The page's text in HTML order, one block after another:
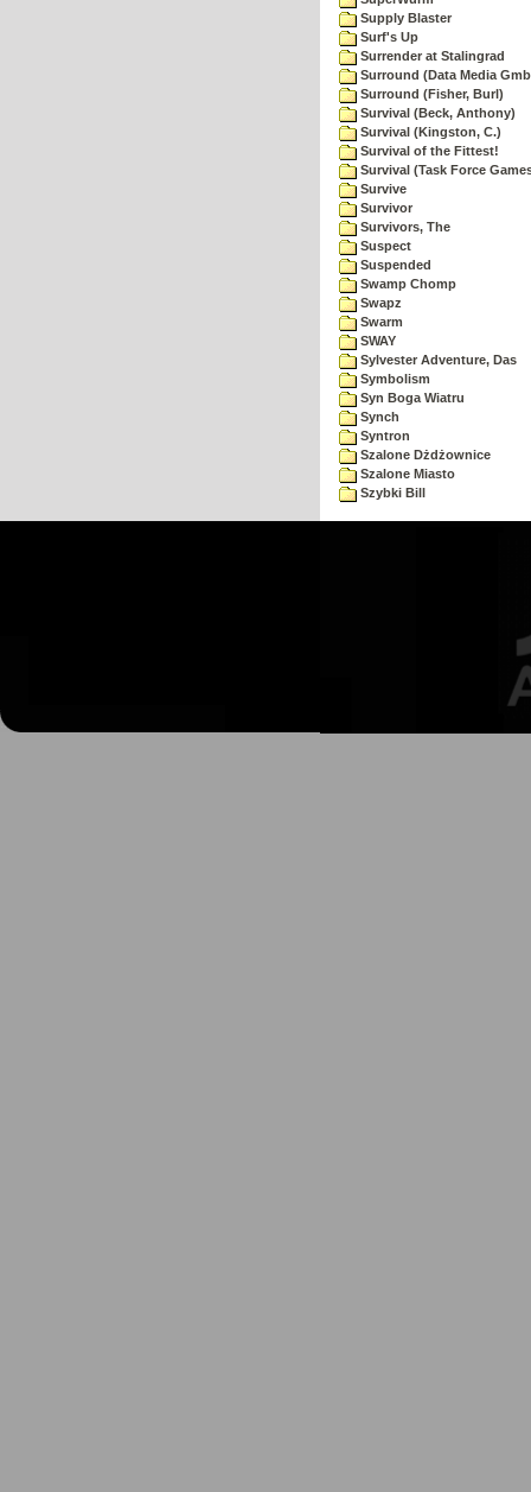
Supply Blaster
Surf's Up
Surrender at Stalingrad
Surround (Data Media
Surround (Fisher, Burl)
Survival (Beck, Anthony)
Survival (Kingston, C.)
Survival of the Fittest!
Survival (Task Force
Survive
Survivor
Survivors, The
Suspect
Suspended
Swamp Chomp
Swapz
Swarm
SWAY
Sylvester Adventure, Das
Symbolism
Syn Boga Wiatru
Synch
Syntron
Szalone Dżdżownice
Szalone Miasto
Szybki Bill